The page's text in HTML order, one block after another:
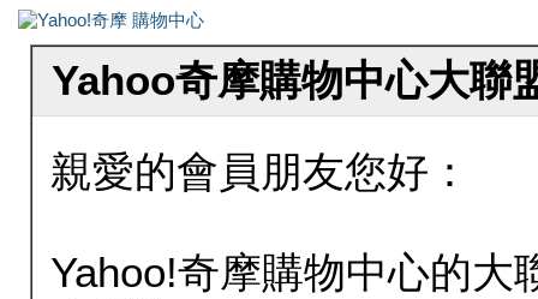
Yahoo奇摩購物中心大聯
親愛的會員朋友您好：
Yahoo!奇摩購物中心的大